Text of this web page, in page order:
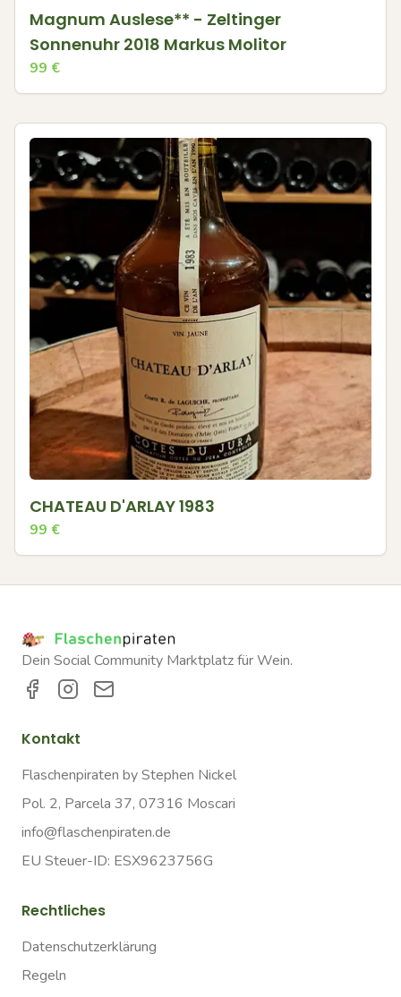
Magnum Auslese** - Zeltinger
Sonnenuhr 2018 Markus Molitor
99 €
CHATEAU D'ARLAY 1983
99 €
Dein Social Community Marktplatz für Wein.
Kontakt
Flaschenpiraten by Stephen Nickel
Pol. 2, Parcela 37, 07316 Moscari
info@flaschenpiraten.de
EU Steuer-ID: ESX9623756G
Rechtliches
Datenschutzerklärung
Regeln